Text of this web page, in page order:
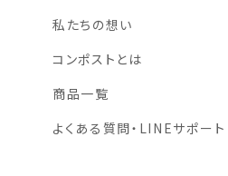
私たちの想い
コンポストとは
商品一覧
よくある質問・LINEサポート